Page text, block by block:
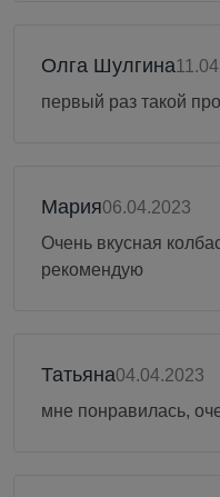
Олга Шулгина
первый раз такой
Мария06.04.2023
Очень вкусная
рекомендую
Татьяна04.04.2023
мне понравилась,